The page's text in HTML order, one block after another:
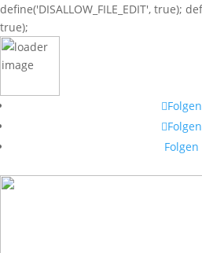
define('DISALLOW_FILE_EDIT', true);
true);
Folgen
Folgen
Folgen